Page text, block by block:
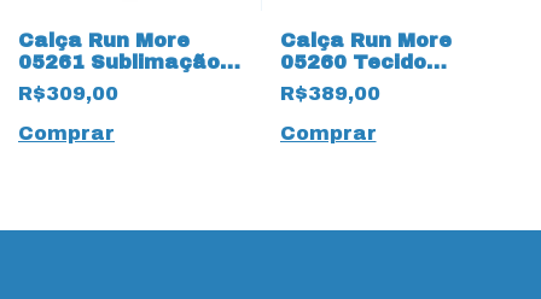
Calça Run More
05261 Sublimação
com Tecido Pettenati
R$309,00
Comprar
Calça Run More
05260 Tecido
Moletinho com
proteção UV50+
R$389,00
Comprar